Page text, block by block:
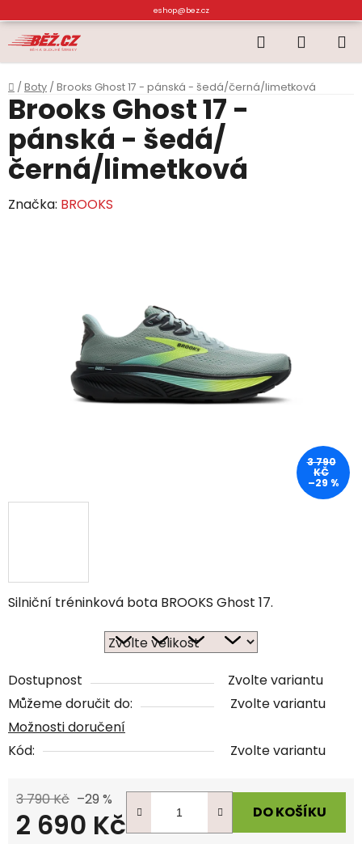
na
obsah
eshop@bez.cz
Hledat
KOŠÍK
Domů
/ Boty / Brooks Ghost 17 - pánská - šedá/černá/limetková
Silniční tréninková bota BROOKS Ghost 17.
Dostupnost
Zvolte variantu
Můžeme doručit do:
Zvolte variantu
Možnosti doručení
Kód:
Zvolte variantu
3 790 Kč –29 %
2 690 Kč DO KOŠÍKU
Brooks Ghost 17 -
pánská - šedá/
černá/limetková
Značka: BROOKS
3 790
KČ
–29 %